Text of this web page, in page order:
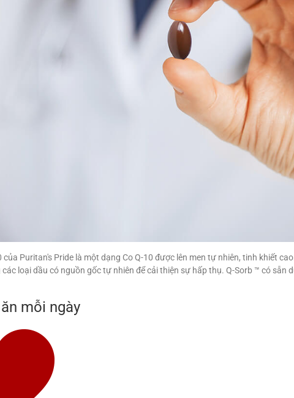
của Puritan's Pride là một dạng Co Q-10 được lên men tự nhiên, tinh khiết
loại dầu có nguồn gốc tự nhiên để cải thiện sự hấp thụ. Q-Sorb ™ có
mỗi ngày